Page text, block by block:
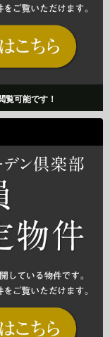
覧可能です！